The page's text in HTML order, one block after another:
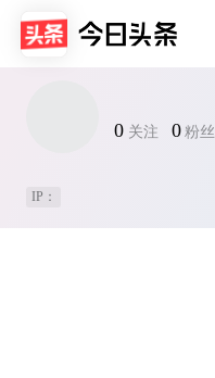
0 关注 0 粉丝
IP：